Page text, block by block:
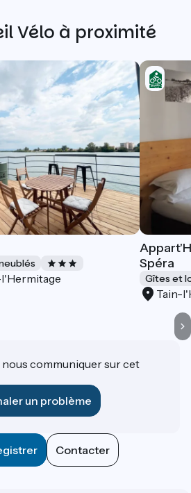
Vélo à proximité
l'Hermitage
Spéra
Gîtes et
Tain-
nous communiquer sur cet
un problème
Contacter